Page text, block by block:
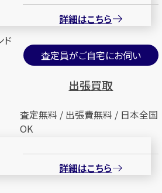
詳細はこちら
査定員がご自宅にお伺い
出張買取
査定無料 / 出張費無料 / 日本全国
OK
詳細はこちら